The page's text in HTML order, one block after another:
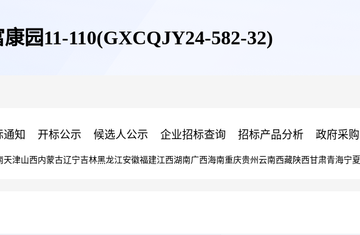
康园11-110(GXCQJY24-582-32)
通知 开标公示 候选人公示 企业招标查询 招标产品分析 政府采购
天津山西内蒙古辽宁吉林黑龙江安徽福建江西湖南广西海南重庆贵州 云南西藏陕西甘肃青海宁夏